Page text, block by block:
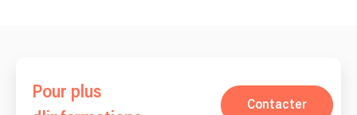
Pour plus
Contacter